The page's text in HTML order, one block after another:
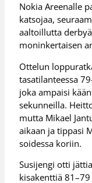
Nokia Areenalle
katsojaa,
aaltoillutta
moninkertaisen
Ottelun
tasatilanteessa
joka ampaisi
sekunneilla.
mutta Mikael
aikaan ja tippasi
soidessa koriin.
Susijengi otti
kisakenttiä